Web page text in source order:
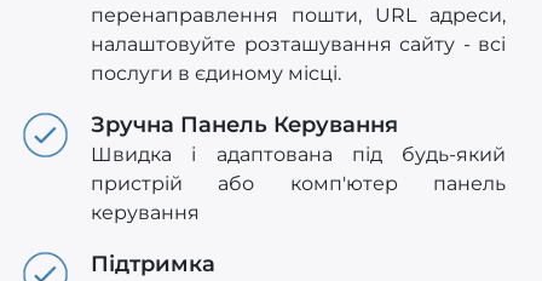
перенаправлення пошти, URL адреси,
налаштовуйте розташування сайту - всі
послуги в єдиному місці.
Зручна Панель Керування
Швидка і адаптована під будь-який
пристрій або комп'ютер панель
керування
Підтримка